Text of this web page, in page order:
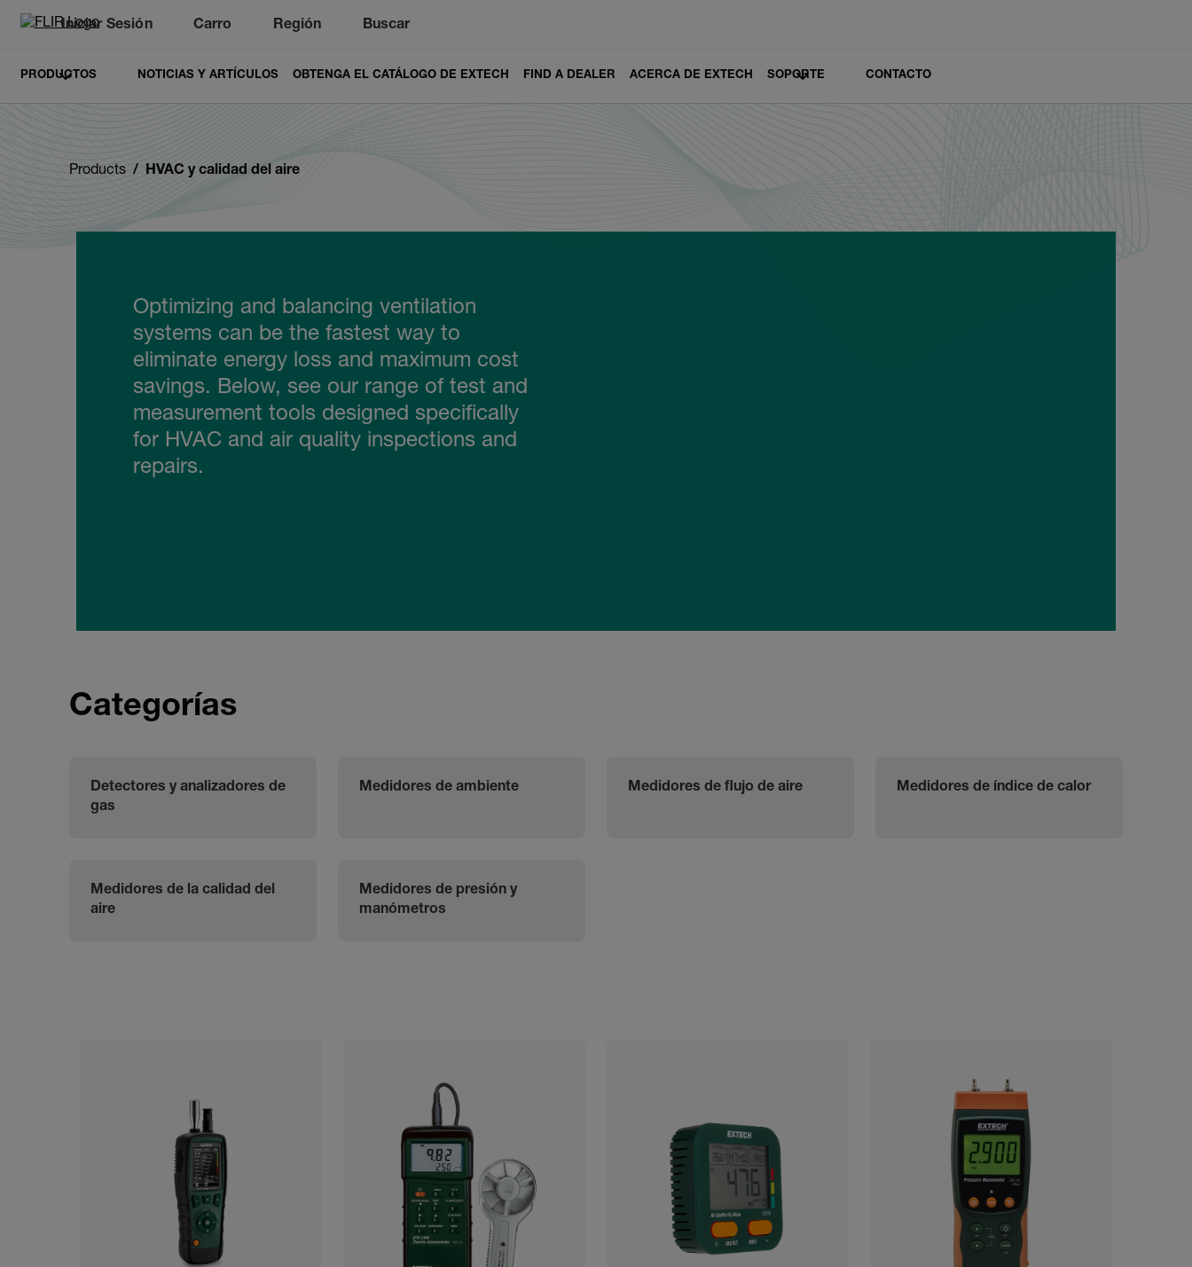
Iniciar Sesión
Unread messages
Carro
Región Buscar
PRODUCTOS NOTICIAS Y ARTÍCULOS OBTENGA EL CATÁLOGO DE EXTECH FIND A DEALER ACERCA DE EXTECH SOPORTE CONTACTO
Products HVAC y calidad del aire
Optimizing and balancing ventilation
systems can be the fastest way to
eliminate energy loss and maximum cost
savings. Below, see our range of test and
measurement tools designed specifically
for HVAC and air quality inspections and
repairs.
Categorías
Detectores y analizadores de
gas
Medidores de ambiente Medidores de flujo de aire Medidores de índice de calor
Medidores de la calidad del
aire
Medidores de presión y
manómetros